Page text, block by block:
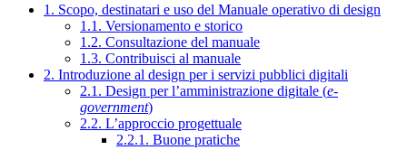
1. Scopo, destinatari e uso del Manuale operativo di design
1.1. Versionamento e storico
1.2. Consultazione del manuale
1.3. Contribuisci al manuale
2. Introduzione al design per i servizi pubblici digitali
2.1. Design per l’amministrazione digitale (e-
government)
2.2. L’approccio progettuale
2.2.1. Buone pratiche